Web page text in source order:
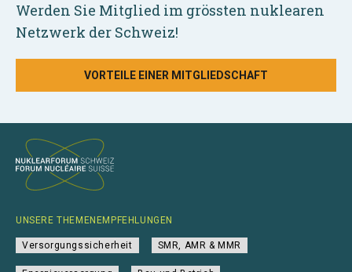
Werden Sie Mitglied im grössten nuklearen
Netzwerk der Schweiz!
VORTEILE EINER MITGLIEDSCHAFT
UNSERE THEMENEMPFEHLUNGEN
Versorgungssicherheit SMR, AMR & MMR